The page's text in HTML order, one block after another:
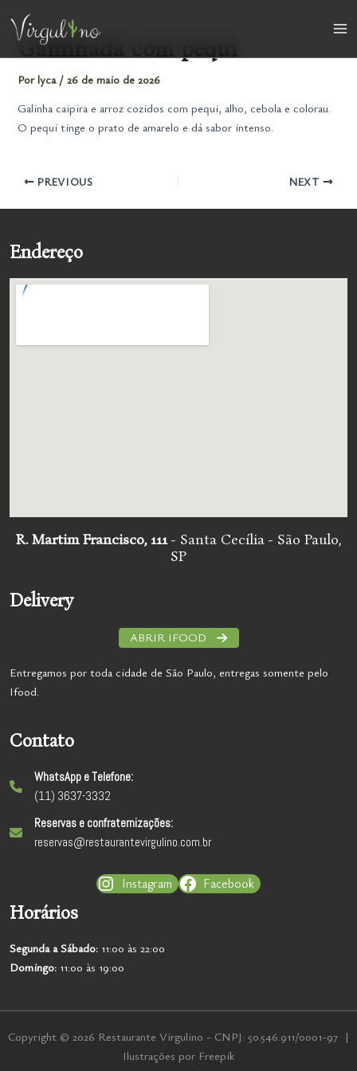
para
Galinhada com pequi
Porlyca /26 de maio de 2026
Galinha caipira e arroz cozidos com pequi, alho, cebola e colorau.
O pequi tinge o prato de amarelo e dá sabor intenso.
PREVIOUS NEXT
Endereço
R. Martim Francisco, 111- Santa Cecília - São Paulo,
SP
Delivery
ABRIR IFOOD
Entregamos por toda cidade de São Paulo, entregas somente pelo
Ifood.
Contato
WhatsApp e Telefone:
(11) 3637-3332
Reservas e confraternizações:
reservas@restaurantevirgulino.com.br
Instagram Facebook
Horários
Segunda aSábado: 11:00 às 22:00
Domingo: 11:00 às 19:00
Copyright © 2026 Restaurante Virgulino - CNPJ: 50.546.911/0001-97 |
Ilustrações por Freepik